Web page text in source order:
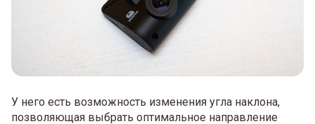
У него есть возможность изменения угла наклона,
позволяющая выбрать оптимальное направление